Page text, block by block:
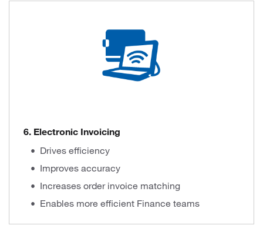
6. Electronic Invoicing
Drives efficiency
Improves accuracy
Increases order invoice matching
Enables more efficient Finance teams